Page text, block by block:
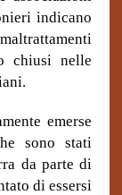
indicano
chiusi nelle
emerse
sono stati
da parte di
di essersi